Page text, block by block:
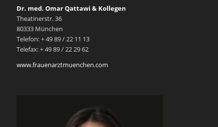
Dr. med. Omar Qattawi & Kollegen
Theatinerstr. 36
80333 München
Telefon: + 49 89 / 22 11 13
Telefax: + 49 89 / 22 29 62
www.frauenarztmuenchen.com